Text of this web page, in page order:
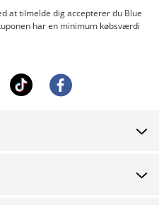
at tilmelde dig accepterer du Blue
har en minimum købsværdi